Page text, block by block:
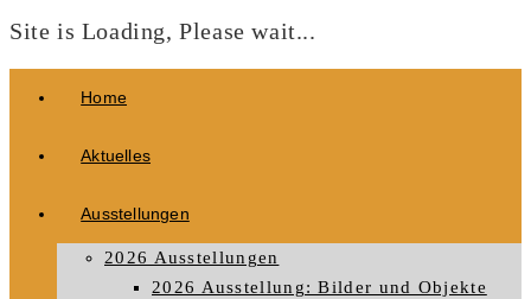
Site is Loading, Please wait...
Home
Aktuelles
Ausstellungen
2026 Ausstellungen
2026 Ausstellung: Bilder und Objekte